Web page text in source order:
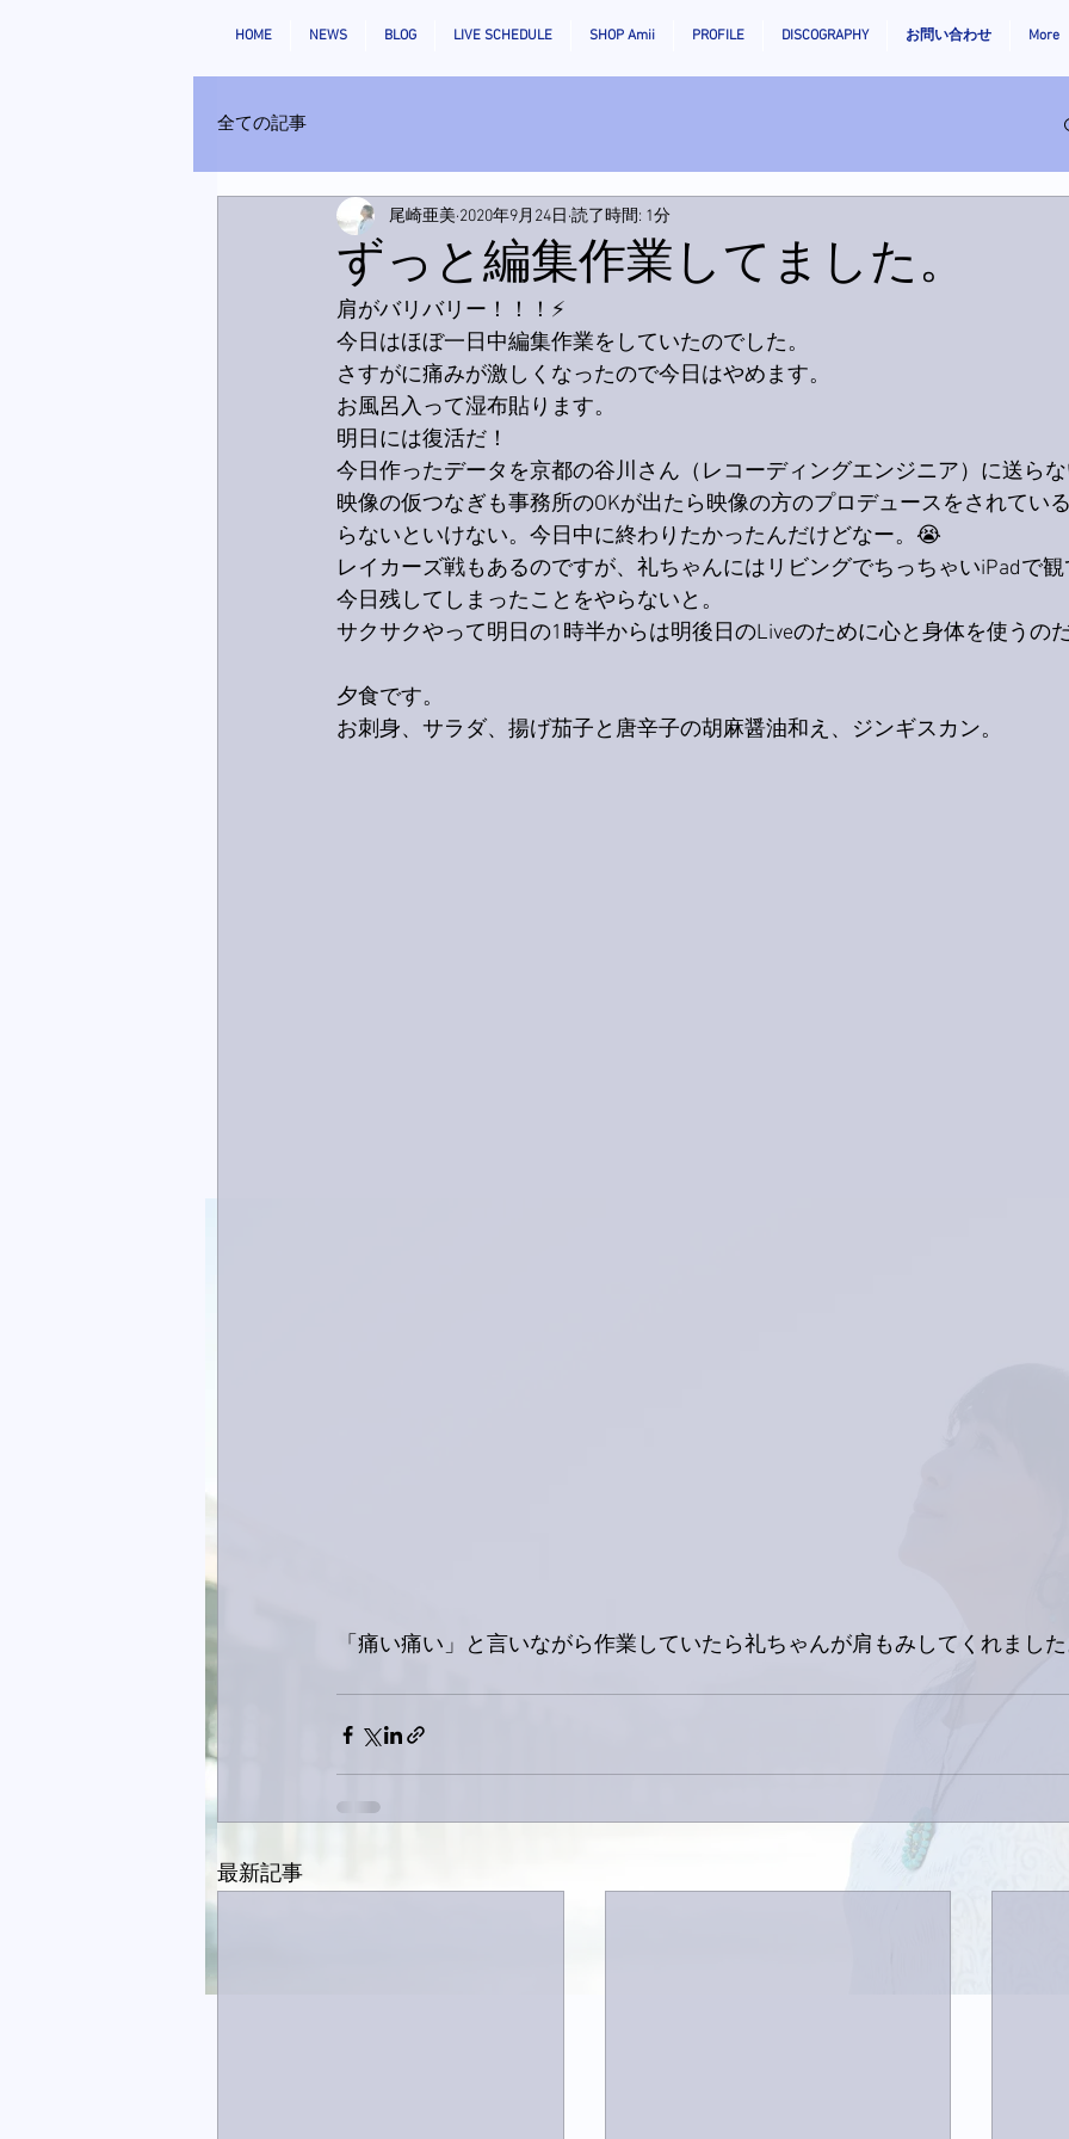
HOME NEWS BLOG LIVE SCHEDULE SHOP Amii PROFILE DISCOGRAPHY お問い合わせ More
全ての記事
ずっと編集作業してました。
尾崎亜美 2020年9月24日 読了時間: 1分
肩がバリバリー！！！⚡️
今日はほぼ一日中編集作業をしていたのでした。
さすがに痛みが激しくなったので今日はやめます。
お風呂入って湿布貼ります。
明日には復活だ！
今日作ったデータを京都の谷川さん（レコーディングエンジニア）に送らな
映像の仮つなぎも事務所のOKが出たら映像の方のプロデュースをされてい
らないといけない。今日中に終わりたかったんだけどなー。😭
レイカーズ戦もあるのですが、礼ちゃんにはリビングでちっちゃいiPadで
今日残してしまったことをやらないと。
サクサクやって明日の1時半からは明後日のLiveのために心と身体を使うのだ
夕食です。
お刺身、サラダ、揚げ茄子と唐辛子の胡麻醤油和え、ジンギスカン。
「痛い痛い」と言いながら作業していたら礼ちゃんが肩もみしてくれまし
最新記事